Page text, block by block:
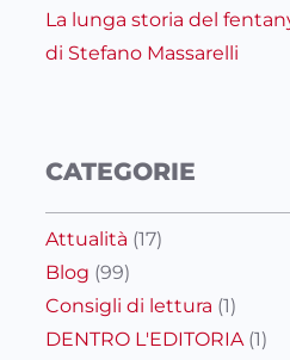
La lunga storia del
di Stefano Massarelli
CATEGORIE
Attualità (17)
Blog (99)
Consigli di lettura (1)
DENTRO L'EDITORIA(1)